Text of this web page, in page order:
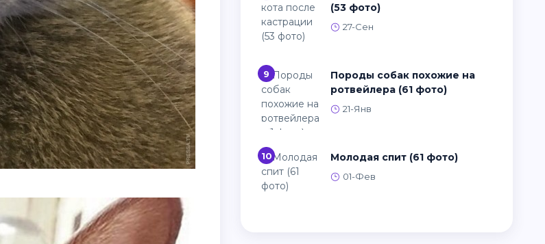
(53 фото)
27-Сен
9
Породы собак похожие на
ротвейлера (61 фото)
21-Янв
10 Молодая спит (61 фото)
01-Фев